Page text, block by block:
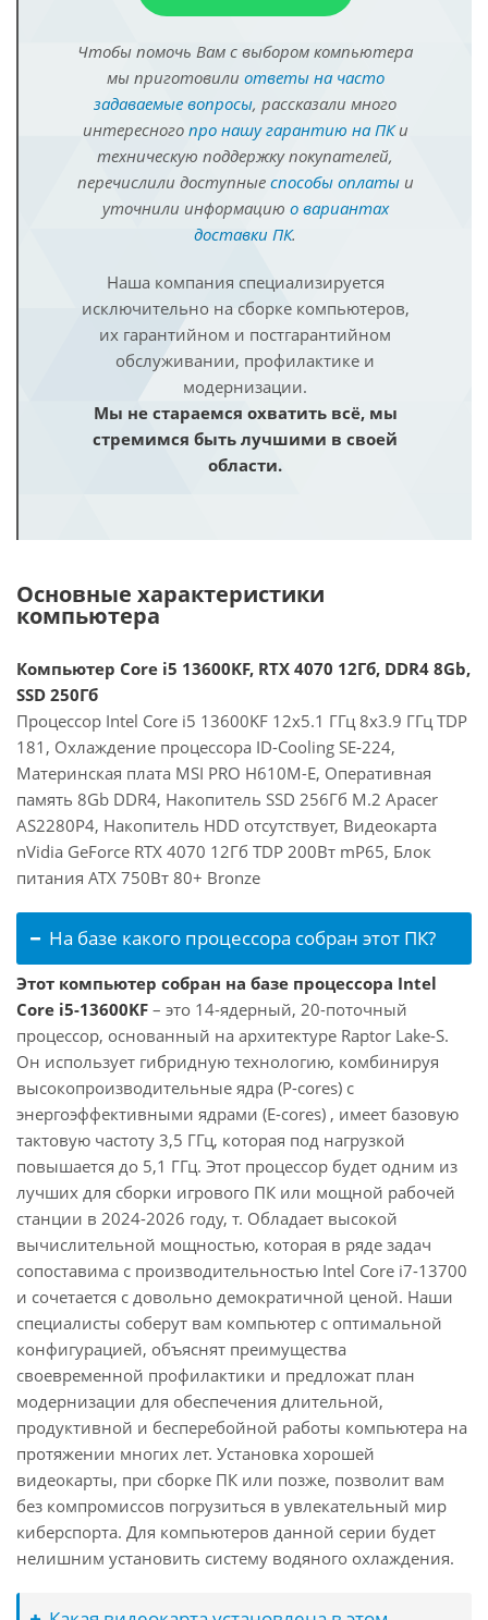
Чтобы помочь Вам с выбором компьютера
мы приготовили ответы на часто
задаваемые вопросы, рассказали много
интересного про нашу гарантию на ПКи
техническую поддержку покупателей,
перечислили доступные способы оплатыи
уточнили информацию о вариантах
доставки ПК.
Наша компания специализируется
исключительно на сборке компьютеров,
их гарантийном и постгарантийном
обслуживании, профилактике и
модернизации.
Мы не стараемся охватить всё, мы
стремимся быть лучшими в своей
области.
Основные характеристики
компьютера
Компьютер Core i5 13600KF, RTX 4070 12Гб, DDR4 8Gb,
SSD 250Гб
Процессор Intel Core i5 13600KF 12x5.1 ГГц 8x3.9 ГГц TDP
181, Охлаждение процессора ID-Cooling SE-224,
Материнская плата MSI PRO H610M-E, Оперативная
память 8Gb DDR4, Накопитель SSD 256Гб M.2 Apacer
AS2280P4, Накопитель HDD отсутствует, Видеокарта
nVidia GeForce RTX 4070 12Гб TDP 200Вт mP65, Блок
питания ATX 750Вт 80+ Bronze
На базе какого процессора собран этот ПК?
Этот компьютер собран на базе процессора Intel
Core i5-13600KF – это 14-ядерный, 20-поточный
процессор, основанный на архитектуре Raptor Lake-S.
Он использует гибридную технологию, комбинируя
высокопроизводительные ядра (P-cores) с
энергоэффективными ядрами (E-cores) , имеет базовую
тактовую частоту 3,5 ГГц, которая под нагрузкой
повышается до 5,1 ГГц. Этот процессор будет одним из
лучших для сборки игрового ПК или мощной рабочей
станции в 2024-2026 году, т. Обладает высокой
вычислительной мощностью, которая в ряде задач
сопоставима с производительностью Intel Core i7-13700
и сочетается с довольно демократичной ценой. Наши
специалисты соберут вам компьютер с оптимальной
конфигурацией, объяснят преимущества
своевременной профилактики и предложат план
модернизации для обеспечения длительной,
продуктивной и бесперебойной работы компьютера на
протяжении многих лет. Установка хорошей
видеокарты, при сборке ПК или позже, позволит вам
без компромиссов погрузиться в увлекательный мир
киберспорта. Для компьютеров данной серии будет
нелишним установить систему водяного охлаждения.